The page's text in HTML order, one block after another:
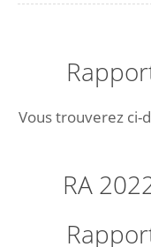
Vous trouverez ci-
RA